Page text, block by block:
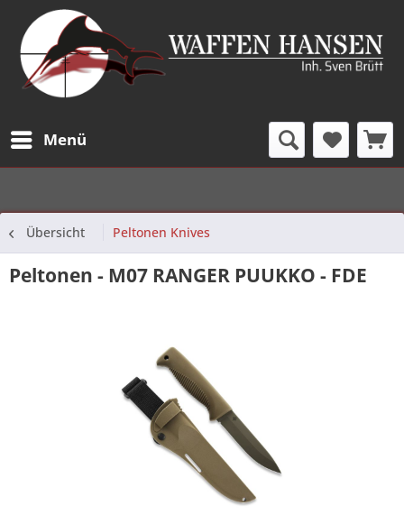
Menü
Übersicht Peltonen Knives
Peltonen - M07 RANGER PUUKKO - FDE